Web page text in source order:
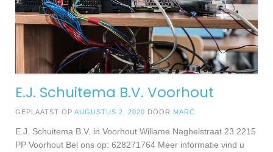
E.J. Schuitema B.V. Voorhout
GEPLAATST OP AUGUSTUS 2, 2020 DOOR MARC
E.J. Schuitema B.V. in Voorhout Willame Naghelstraat 23 2215
PP Voorhout Bel ons op: 628271764 Meer informatie vind u